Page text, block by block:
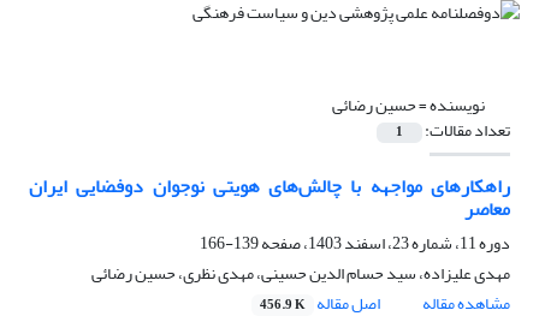
نویسنده =حسین رضائی
تعداد مقالات: 1
راهکارهای مواجهه با چالش‌های هویتی نوجوان دوفضایی ایران
معاصر
دوره 11، شماره 23، اسفند 1403، صفحه
139-166
مهدی علیزاده، سید حسام الدین حسینی، مهدی نظری، حسین رضائی
مشاهده مقاله
اصل مقاله 456.9 K